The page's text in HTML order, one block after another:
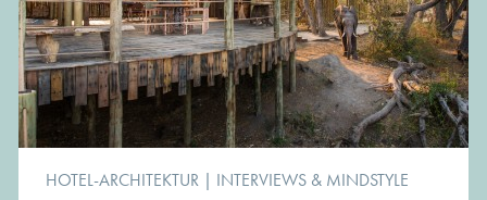
HOTEL-ARCHITEKTUR | INTERVIEWS & MINDSTYLE